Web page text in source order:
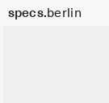
specs.berlin
Warenkorb
Größe
47